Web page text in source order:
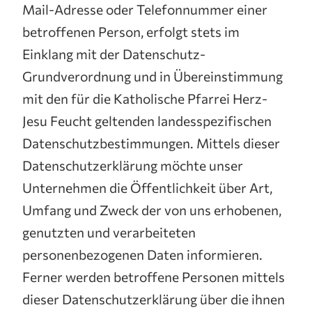
Mail-Adresse oder Telefonnummer einer
betroffenen Person, erfolgt stets im
Einklang mit der Datenschutz-
Grundverordnung und in Übereinstimmung
mit den für die Katholische Pfarrei Herz-
Jesu Feucht geltenden landesspezifischen
Datenschutzbestimmungen. Mittels dieser
Datenschutzerklärung möchte unser
Unternehmen die Öffentlichkeit über Art,
Umfang und Zweck der von uns erhobenen,
genutzten und verarbeiteten
personenbezogenen Daten informieren.
Ferner werden betroffene Personen mittels
dieser Datenschutzerklärung über die ihnen